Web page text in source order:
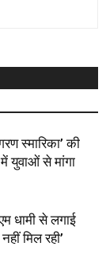
स्मारिका’ की
में युवाओं से मांगा
धामी से लगाई
मिल रही’